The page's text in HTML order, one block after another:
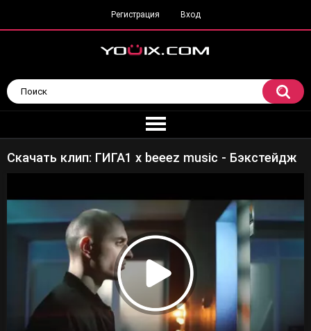
Регистрация Вход
Скачать клип: ГИГА1 х beeez music - Бэкстейдж